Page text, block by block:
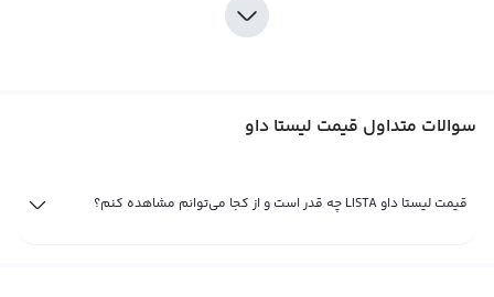
سوالات متداول قیمت لیستا داو
قیمت لیستا داو LISTA چه قدر است و از کجا می‌توانم مشاهده کنم؟